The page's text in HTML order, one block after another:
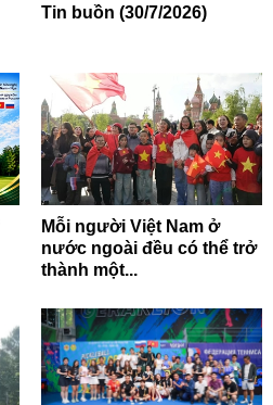
Tin buồn (30/7/2026)
Mỗi người Việt Nam ở
nước ngoài đều có thể trở
thành một...